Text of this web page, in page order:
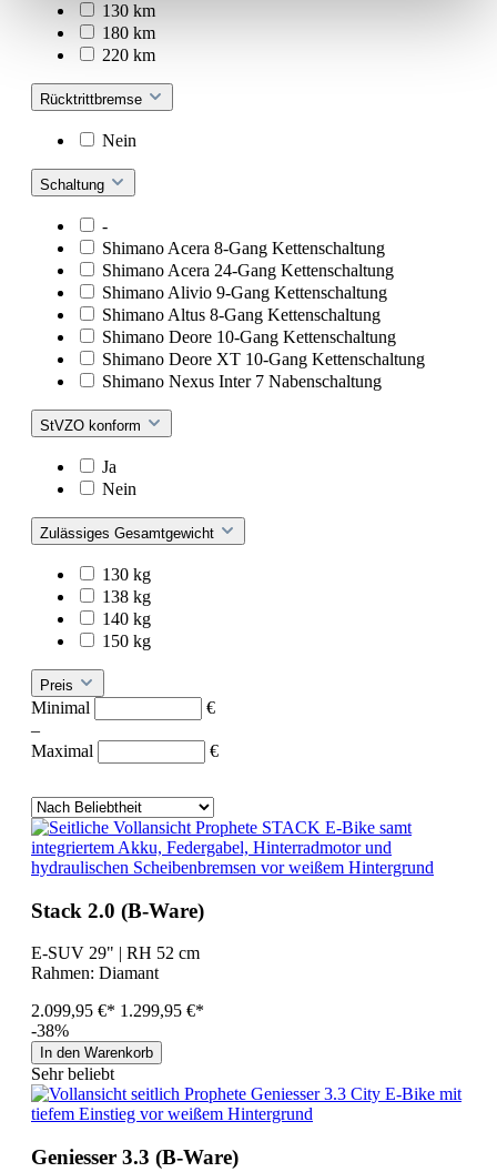
130 km
180 km
220 km
Rücktrittbremse
Nein
Schaltung
-
Shimano Acera 8-Gang Kettenschaltung
Shimano Acera 24-Gang Kettenschaltung
Shimano Alivio 9-Gang Kettenschaltung
Shimano Altus 8-Gang Kettenschaltung
Shimano Deore 10-Gang Kettenschaltung
Shimano Deore XT 10-Gang Kettenschaltung
Shimano Nexus Inter 7 Nabenschaltung
StVZO konform
Ja
Nein
Zulässiges Gesamtgewicht
130 kg
138 kg
140 kg
150 kg
Preis
Minimal
€
–
Maximal
€
Stack 2.0 (B-Ware)
E-SUV 29" | RH 52 cm
Rahmen: Diamant
2.099,95 €* 1.299,95 €*
-38%
In den Warenkorb
Sehr beliebt
Geniesser 3.3 (B-Ware)